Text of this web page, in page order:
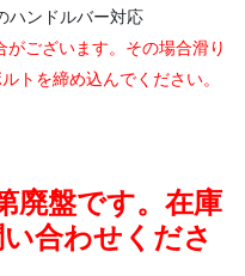
ハンドルバー対応
ございます。 その場合滑り
トを締め込んでください。
盤です。 在庫
合わせくださ